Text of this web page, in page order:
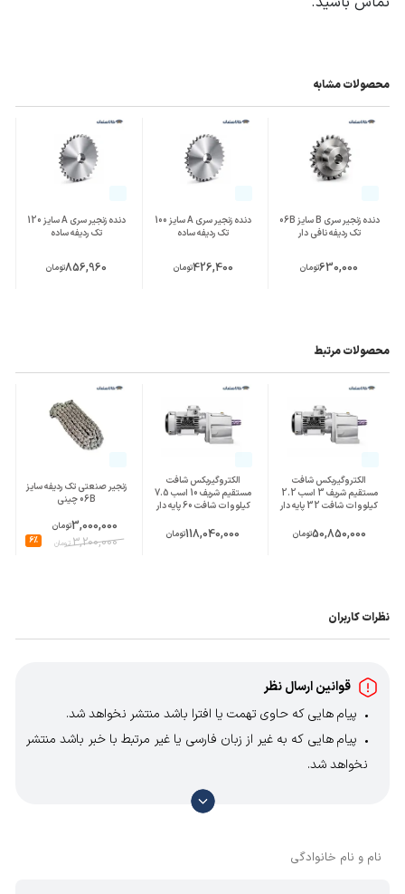
محصولات مشابه
دنده زنجیر سری B سایز 06B
تک ردیفه نافی دار
630,000تومان
دنده زنجیر سری A سایز 100
تک ردیفه ساده
426,400تومان
دنده زنجیر سری A سایز 120
تک ردیفه ساده
856,960تومان
محصولات مرتبط
الکتروگیربکس شافت
مستقیم شریف 3 اسب 2.2
کیلووات شافت 32 پایه دار
50,850,000تومان
الکتروگیربکس شافت
مستقیم شریف 10 اسب 7.5
کیلووات شافت 60 پایه دار
118,040,000تومان
زنجیر صنعتی تک ردیفه سایز
06B چینی
3,000,000تومان
3,200,000تومان 6%
نظرات کاربران
قوانین ارسال نظر
پیام هایی که حاوی تهمت یا افترا باشد منتشر نخواهد شد.
پیام هایی که به غیر از زبان فارسی یا غیر مرتبط با خبر باشد منتشر
نخواهد شد.
با توجه به آن که امکان موافقت یا مخالفت با محتوای نظرات
وجود دارد، معمولا نظراتی که محتوای مشابه دارند، انتشار نمی‌یابند
نام و نام خانوادگی